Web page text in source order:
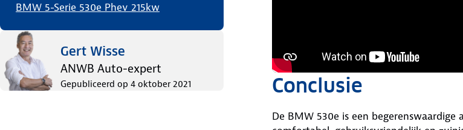
BMW 5-Serie 530e Phev 215kw
Gert Wisse
ANWB Auto-expert
Gepubliceerd op 4 oktober 2021 Conclusie
De BMW 530e is een